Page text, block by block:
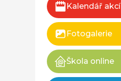
Kalendář akcí
Fotogalerie
Škola online